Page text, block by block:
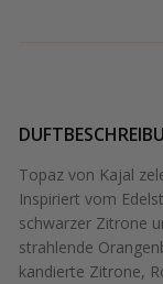
Topaz von Kajal
Inspiriert vom
schwarzer Zitrone
strahlende
kandierte Zitrone,